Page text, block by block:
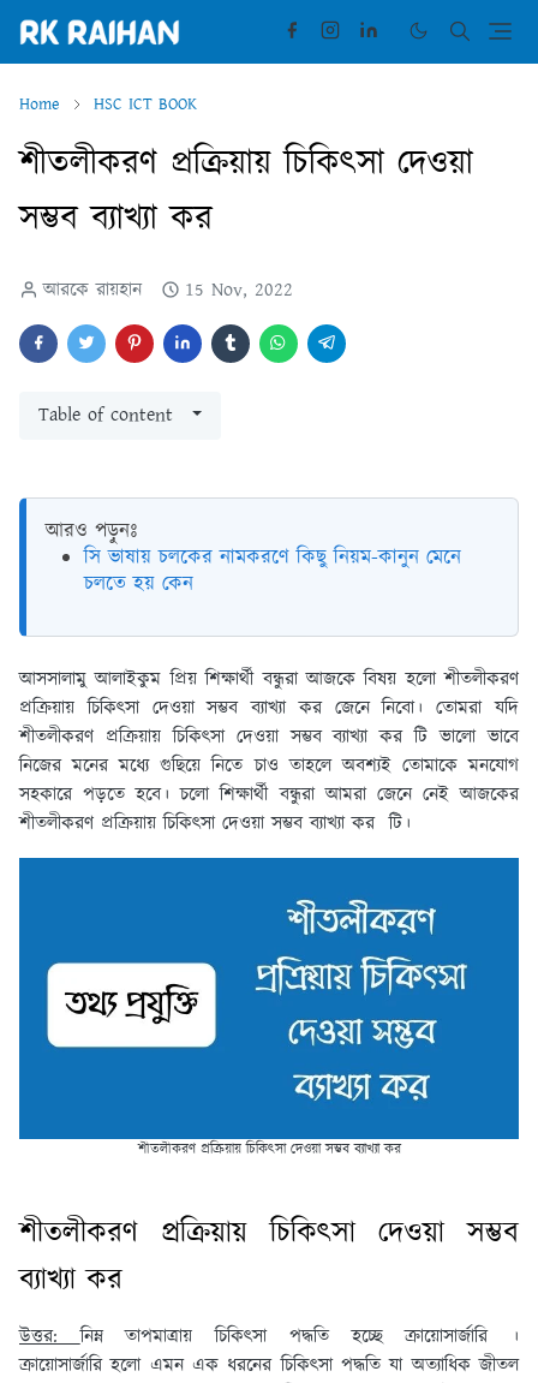
Home HSC ICT BOOK
শীতলীকরণ প্রক্রিয়ায় চিকিৎসা দেওয়া
সম্ভব ব্যাখ্যা কর
আরকে রায়হান 15 Nov, 2022
Table of content
আরও পড়ুনঃ
সি ভাষায় চলকের নামকরণে কিছু নিয়ম-কানুন মেনে
চলতে হয় কেন
আসসালামু আলাইকুম প্রিয় শিক্ষার্থী বন্ধুরা আজকে বিষয় হলো শীতলীকরণ
প্রক্রিয়ায় চিকিৎসা দেওয়া সম্ভব ব্যাখ্যা কর জেনে নিবো। তোমরা যদি
শীতলীকরণ প্রক্রিয়ায় চিকিৎসা দেওয়া সম্ভব ব্যাখ্যা কর টি ভালো ভাবে
নিজের মনের মধ্যে গুছিয়ে নিতে চাও তাহলে অবশ্যই তোমাকে মনযোগ
সহকারে পড়তে হবে। চলো শিক্ষার্থী বন্ধুরা আমরা জেনে নেই আজকের
শীতলীকরণ প্রক্রিয়ায় চিকিৎসা দেওয়া সম্ভব ব্যাখ্যা কর টি।
শীতলীকরণ প্রক্রিয়ায় চিকিৎসা দেওয়া সম্ভব ব্যাখ্যা কর
শীতলীকরণ প্রক্রিয়ায় চিকিৎসা দেওয়া সম্ভব
ব্যাখ্যা কর
উত্তর:নিম্ন তাপমাত্রায় চিকিৎসা পদ্ধতি হচ্ছে ক্রায়ােসার্জারি ।
ক্রায়ােসার্জারি হলাে এমন এক ধরনের চিকিৎসা পদ্ধতি যা অত্যাধিক জীতল